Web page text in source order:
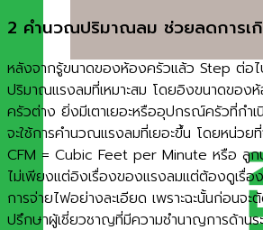
2 คำนวณปริมาณลม ช่วยลดการเกิ
หลังจากรู้ขนาดของห้องครัวแล้ว Step ต่อ
ปริมาณแรงลมที่เหมาะสม โดยอิงขนาดขอ
ครัวต่าง ยิ่งมีเตาเยอะหรืออุปกรณ์ครัวที่กำ
จะใช้การคำนวณแรงลมที่เยอะขึ้น โดยหน่วย
CFM = Cubic Feet per Minute หรือ ลู
ไม่เพียงแต่อิงเรื่องของแรงลมแต่ต้องดูเรื่อ
การจ่ายไฟอย่างละเอียด เพราะฉะนั้นก่อนจะ
ปรึกษาผู้เชี่ยวชาญที่มีความชำนาญการด้าน